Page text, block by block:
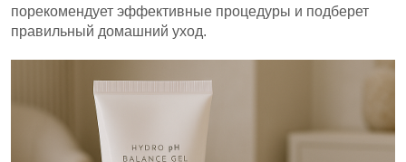
порекомендует эффективные процедуры и подберет
правильный домашний уход.